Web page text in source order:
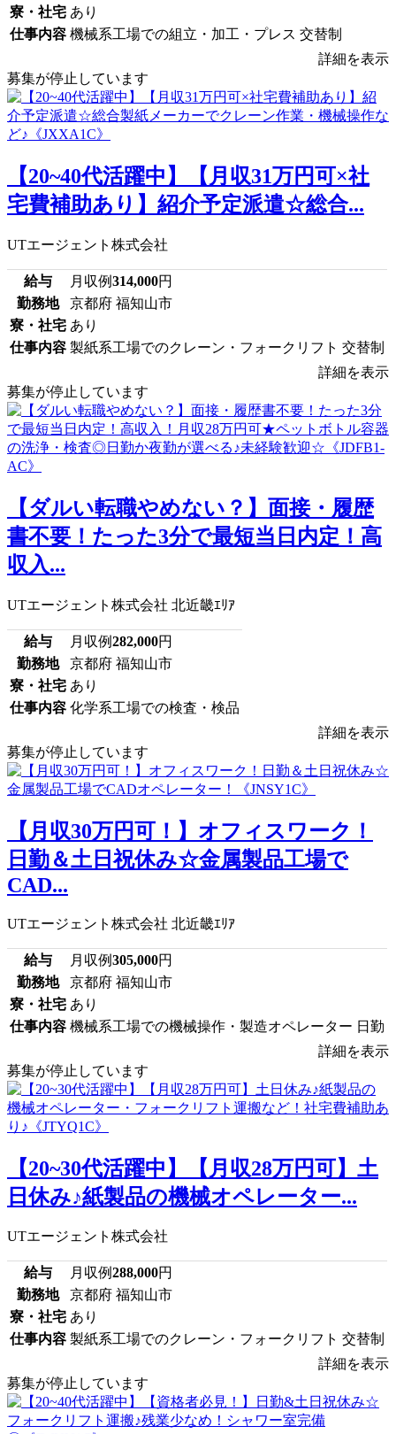
寮・社宅 あり
仕事内容 機械系工場での組立・加工・プレス 交替制
詳細を表示
募集が停止しています
【20~40代活躍中】【月収31万円可×社
宅費補助あり】紹介予定派遣☆総合...
UTエージェント株式会社
給与 月収例314,000円
勤務地
京都府 福知山市
寮・社宅 あり
仕事内容 製紙系工場でのクレーン・フォークリフト 交替制
詳細を表示
募集が停止しています
【ダルい転職やめない？】面接・履歴
書不要！たった3分で最短当日内定！高
収入...
UTエージェント株式会社 北近畿ｴﾘｱ
給与 月収例282,000円
勤務地
京都府 福知山市
寮・社宅 あり
仕事内容 化学系工場での検査・検品
詳細を表示
募集が停止しています
【月収30万円可！】オフィスワーク！
日勤＆土日祝休み☆金属製品工場で
CAD...
UTエージェント株式会社 北近畿ｴﾘｱ
給与 月収例305,000円
勤務地
京都府 福知山市
寮・社宅 あり
仕事内容 機械系工場での機械操作・製造オペレーター 日勤
詳細を表示
募集が停止しています
【20~30代活躍中】【月収28万円可】土
日休み♪紙製品の機械オペレーター...
UTエージェント株式会社
給与 月収例288,000円
勤務地
京都府 福知山市
寮・社宅 あり
仕事内容 製紙系工場でのクレーン・フォークリフト 交替制
詳細を表示
募集が停止しています